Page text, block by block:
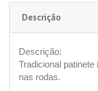
Descrição
Descrição:
Tradicional
nas rodas.